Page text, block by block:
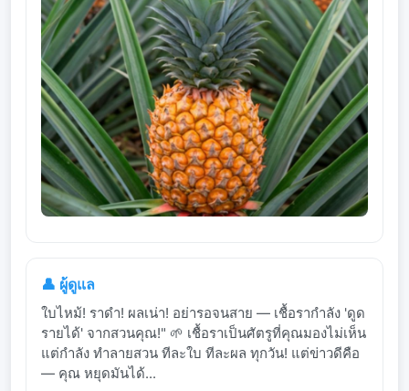
👤 ผู้ดูแล
ใบไหม้! ราดำ! ผลเน่า! อย่ารอจนสาย — เชื้อรากำลัง 'ดูด
รายได้' จากสวนคุณ!" 🌱 เชื้อราเป็นศัตรูที่คุณมองไม่เห็น
แต่กำลัง ทำลายสวน ทีละใบ ทีละผล ทุกวัน! แต่ข่าวดีคือ
— คุณ หยุดมันได้...